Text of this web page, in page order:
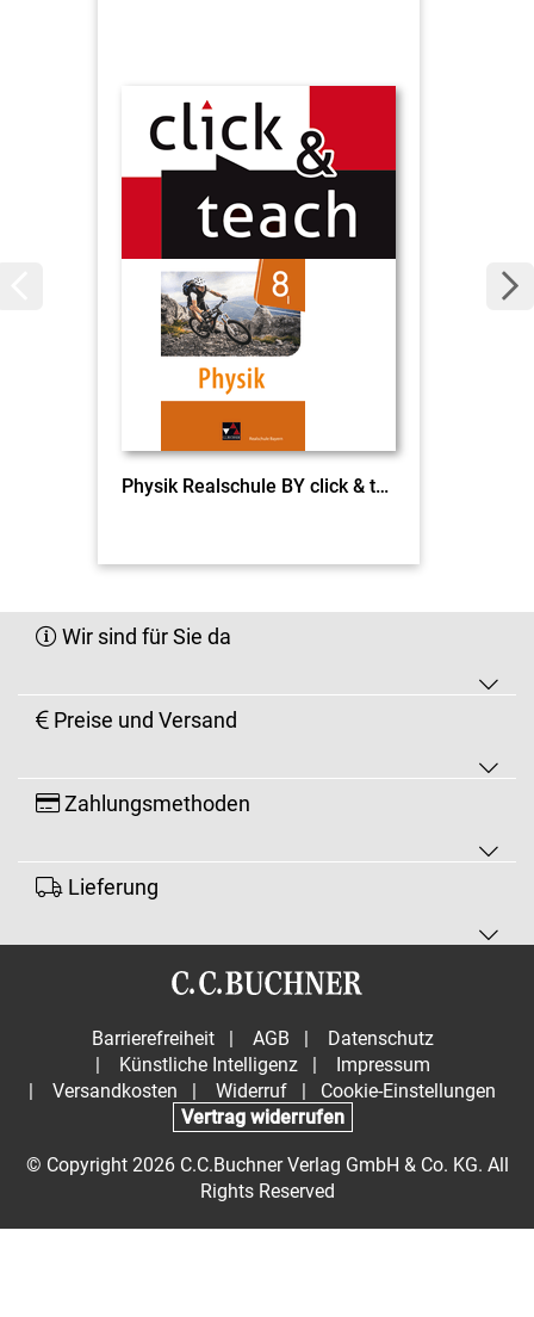
Physik Realschule BY click & teach 8 I EL
Wir sind für Sie da
Preise und Versand
Zahlungsmethoden
Lieferung
Barrierefreiheit | AGB |
Datenschutz
|
Künstliche Intelligenz |
Impressum
|
Versandkosten | Widerruf |
Cookie-Einstellungen
Vertrag widerrufen
© Copyright 2026 C.C.Buchner Verlag GmbH & Co. KG. All
Rights Reserved